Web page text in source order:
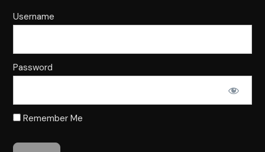
Username
Password
Remember Me